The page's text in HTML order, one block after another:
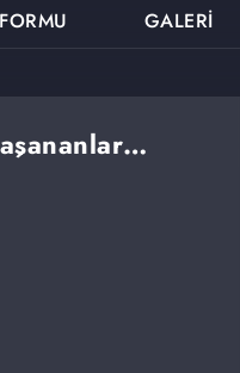
GALERİ